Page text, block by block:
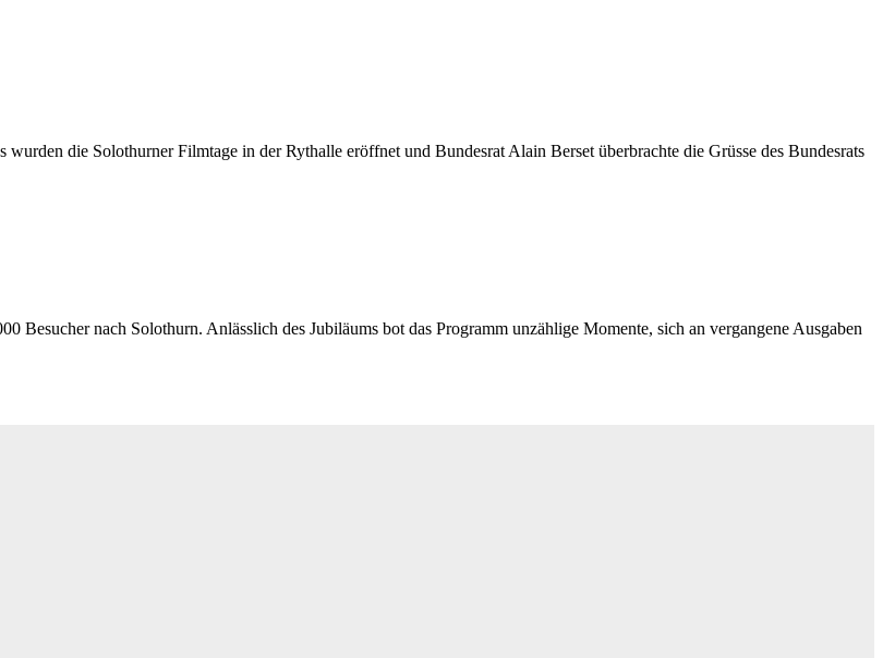
die Solothurner Filmtage in der Rythalle eröffnet und Bundesrat Alain Berset überbrachte die Grüsse des Bundesrats
Besucher nach Solothurn. Anlässlich des Jubiläums bot das Programm unzählige Momente, sich an vergangene Ausgaben